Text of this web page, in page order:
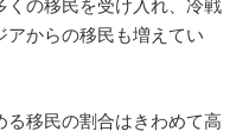
くの移民を受け入れ、冷戦
からの移民も増えてい
る移民の割合はきわめて高